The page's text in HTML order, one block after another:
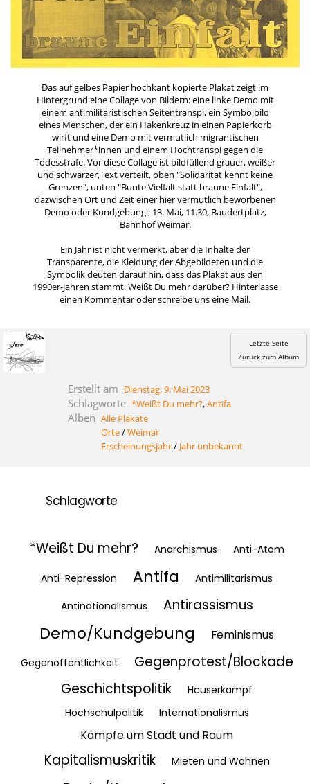
Das auf gelbes Papier hochkant kopierte Plakat zeigt im
Hintergrund eine Collage von Bildern: eine linke Demo mit
einem antimilitaristischen Seitentranspi, ein Symbolbild
eines Menschen, der ein Hakenkreuz in einen Papierkorb
wirft und eine Demo mit vermutlich migrantischen
Teilnehmer*innen und einem Hochtranspi gegen die
Todesstrafe. Vor diese Collage ist bildfüllend grauer, weißer
und schwarzer,Text verteilt, oben "Solidarität kennt keine
Grenzen", unten "Bunte Vielfalt statt braune Einfalt",
dazwischen Ort und Zeit einer hier vermutlich beworbenen
Demo oder Kundgebung:; 13. Mai, 11.30, Baudertplatz,
Bahnhof Weimar.
Ein Jahr ist nicht vermerkt, aber die Inhalte der
Transparente, die Kleidung der Abgebildeten und die
Symbolik deuten darauf hin, dass das Plakat aus den
1990er-Jahren stammt. Weißt Du mehr darüber? Hinterlasse
einen Kommentar oder schreibe uns eine Mail.
Letzte Seite
Zurück zum Album
Erstellt am Dienstag, 9. Mai 2023
Schlagworte *Weißt Du mehr?,Antifa
Alben Alle Plakate
Orte/Weimar
Erscheinungsjahr/ Jahr unbekannt
Schlagworte
*Weißt Du mehr? Anarchismus Anti-Atom
Anti-Repression Antifa
Antimilitarismus
Antinationalismus
Antirassismus
Demo/Kundgebung Feminismus
Gegenöffentlichkeit
Gegenprotest/Blockade
Geschichtspolitik
Häuserkampf
Hochschulpolitik
Internationalismus
Kämpfe um Stadt und Raum
Kapitalismuskritik Mieten und Wohnen